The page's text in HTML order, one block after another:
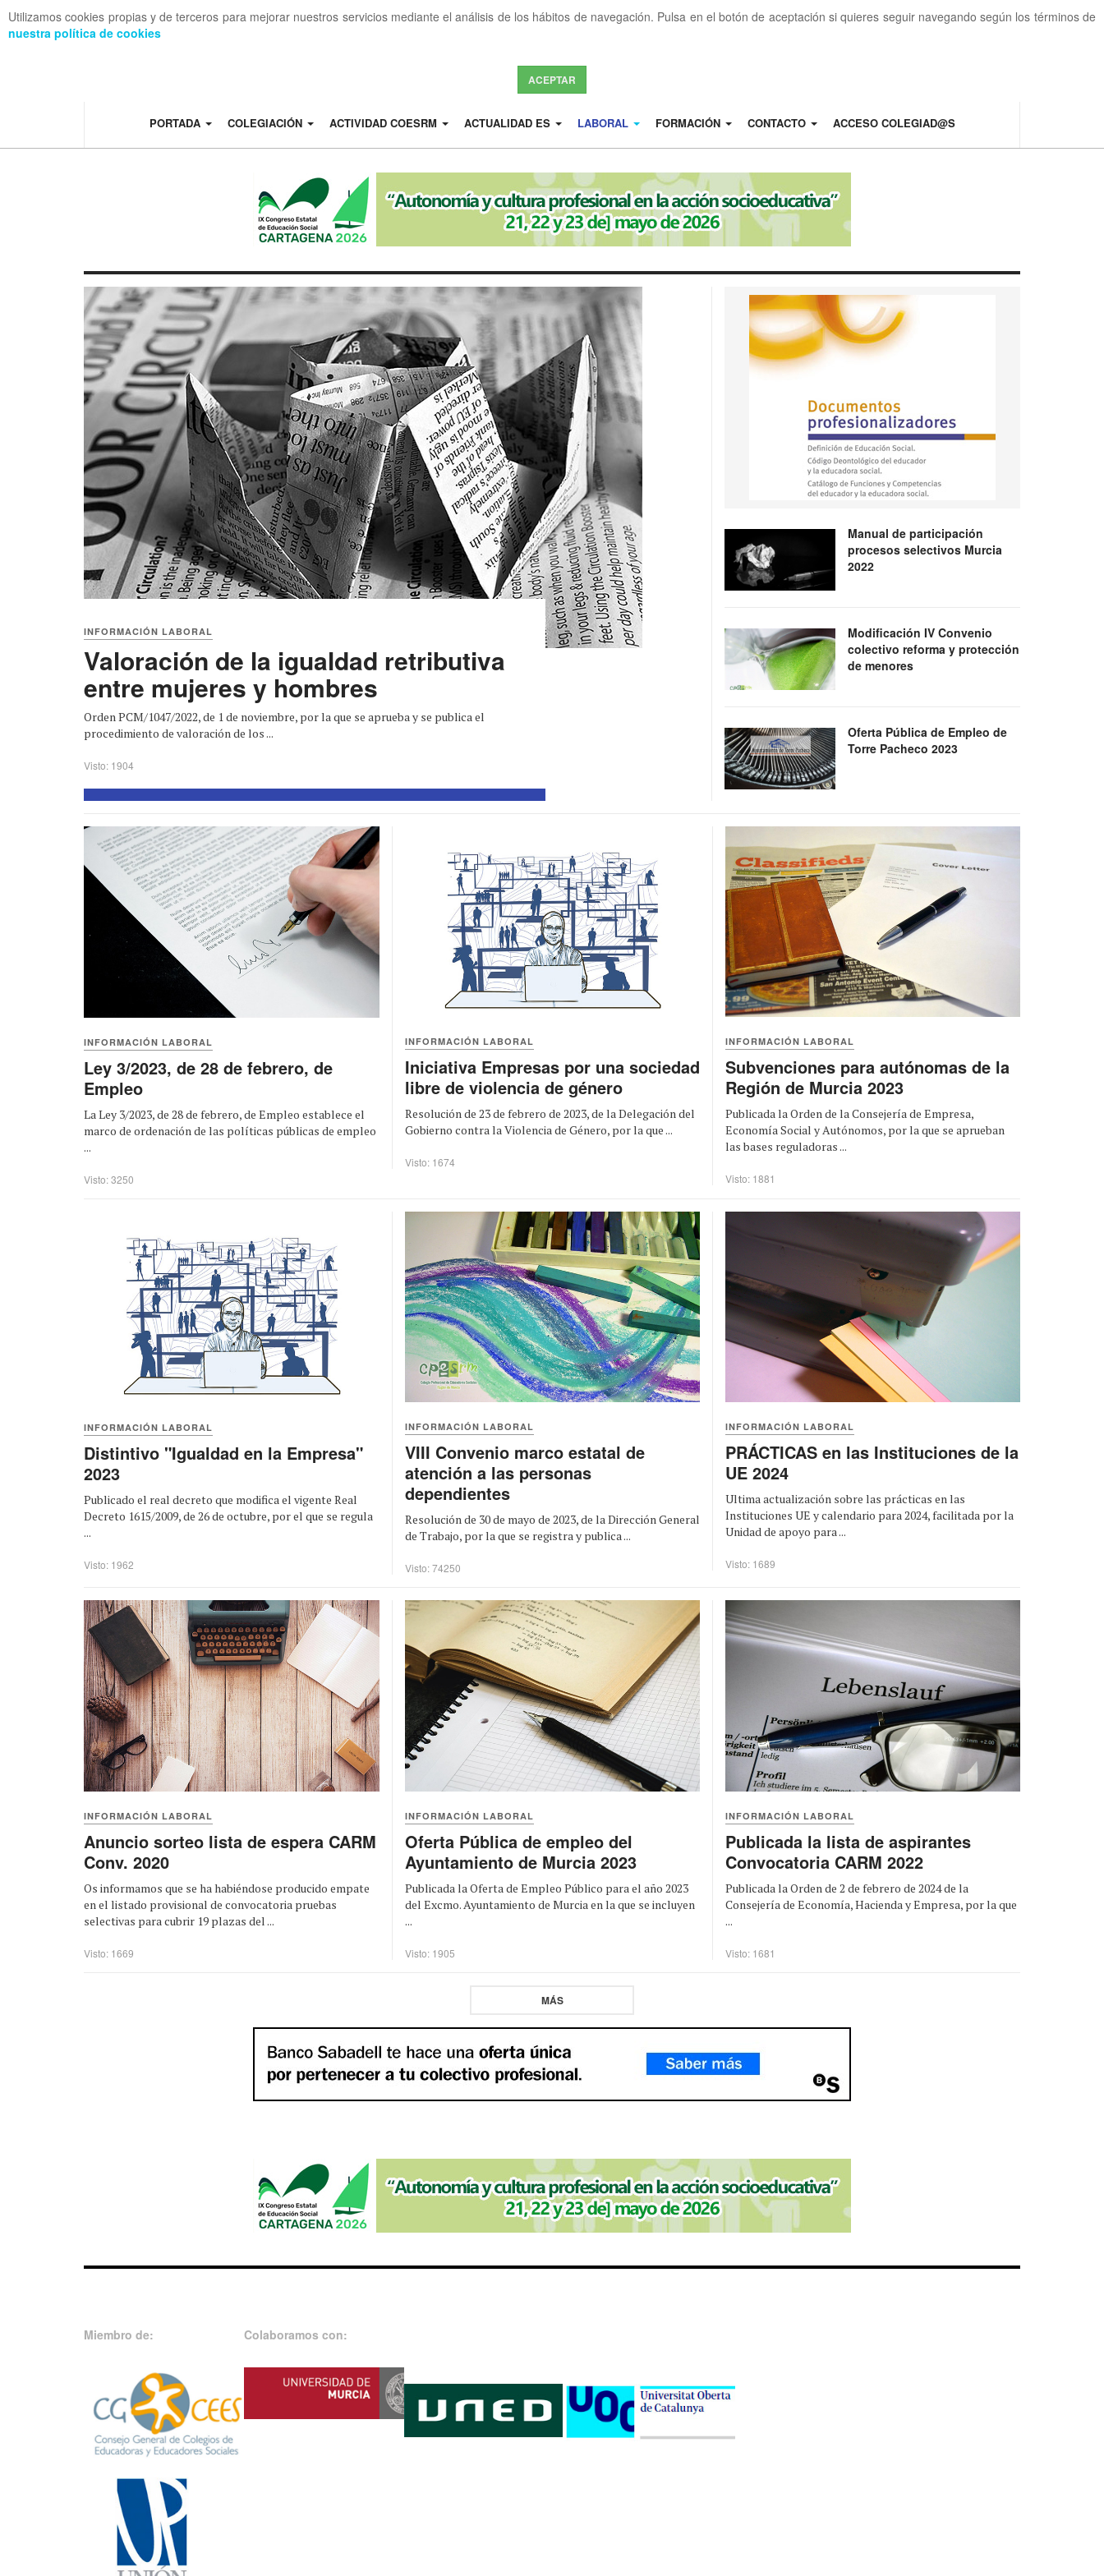
Utilizamos cookies propias y de terceros para mejorar nuestros servicios mediante el análisis de los hábitos de navegación. Pulsa en el botón de aceptación si quieres seguir navegando según los términos de
nuestra política de cookies
ACEPTAR
PORTADA COLEGIACIÓN ACTIVIDAD COESRM ACTUALIDAD ES LABORAL FORMACIÓN CONTACTO ACCESO COLEGIAD@S
INFORMACIÓN LABORAL
Valoración de la igualdad retributiva
entre mujeres y hombres
Orden PCM/1047/2022, de 1 de noviembre, por la que se aprueba y se publica el
procedimiento de valoración de los ...
Visto: 1904
Manual de participación
procesos selectivos Murcia
2022
Modificación IV Convenio
colectivo reforma y protección
de menores
Oferta Pública de Empleo de
Torre Pacheco 2023
INFORMACIÓN LABORAL
Ley 3/2023, de 28 de febrero, de
Empleo
La Ley 3/2023, de 28 de febrero, de Empleo establece el
marco de ordenación de las políticas públicas de empleo
...
Visto: 3250
INFORMACIÓN LABORAL
Iniciativa Empresas por una sociedad
libre de violencia de género
Resolución de 23 de febrero de 2023, de la Delegación del
Gobierno contra la Violencia de Género, por la que ...
Visto: 1674
INFORMACIÓN LABORAL
Subvenciones para autónomas de la
Región de Murcia 2023
Publicada la Orden de la Consejería de Empresa,
Economía Social y Autónomos, por la que se aprueban
las bases reguladoras ...
Visto: 1881
INFORMACIÓN LABORAL
Distintivo "Igualdad en la Empresa"
2023
Publicado el real decreto que modifica el vigente Real
Decreto 1615/2009, de 26 de octubre, por el que se regula
...
Visto: 1962
INFORMACIÓN LABORAL
VIII Convenio marco estatal de
atención a las personas
dependientes
Resolución de 30 de mayo de 2023, de la Dirección General
de Trabajo, por la que se registra y publica ...
Visto: 74250
INFORMACIÓN LABORAL
PRÁCTICAS en las Instituciones de la
UE 2024
Ultima actualización sobre las prácticas en las
Instituciones UE y calendario para 2024, facilitada por la
Unidad de apoyo para ...
Visto: 1689
INFORMACIÓN LABORAL
Anuncio sorteo lista de espera CARM
Conv. 2020
Os informamos que se ha habiéndose producido empate
en el listado provisional de convocatoria pruebas
selectivas para cubrir 19 plazas del ...
Visto: 1669
INFORMACIÓN LABORAL
Oferta Pública de empleo del
Ayuntamiento de Murcia 2023
Publicada la Oferta de Empleo Público para el año 2023
del Excmo. Ayuntamiento de Murcia en la que se incluyen
...
Visto: 1905
INFORMACIÓN LABORAL
Publicada la lista de aspirantes
Convocatoria CARM 2022
Publicada la Orden de 2 de febrero de 2024 de la
Consejería de Economía, Hacienda y Empresa, por la que
...
Visto: 1681
MÁS
Miembro de: Colaboramos con: